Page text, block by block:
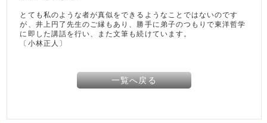
とても私のような者が真似をできるようなことではないのです
が、井上円了先生のご縁もあり、勝手に弟子のつもりで東洋哲学
に即した講話を行い、また文筆も続けています。
〔小林正人〕
一覧へ戻る